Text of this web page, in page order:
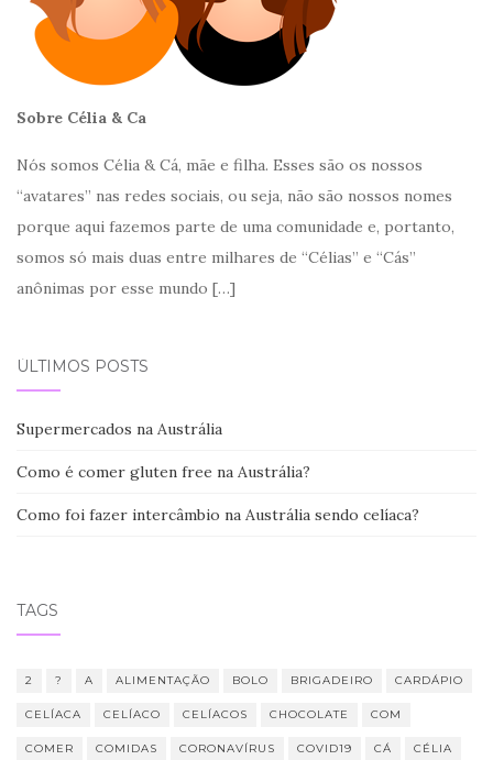
Sobre Célia & Ca
Nós somos Célia & Cá, mãe e filha. Esses são os nossos
“avatares” nas redes sociais, ou seja, não são nossos nomes
porque aqui fazemos parte de uma comunidade e, portanto,
somos só mais duas entre milhares de “Célias” e “Cás”
anônimas por esse mundo […]
ÚLTIMOS POSTS
Supermercados na Austrália
Como é comer gluten free na Austrália?
Como foi fazer intercâmbio na Austrália sendo celíaca?
TAGS
2 ? A ALIMENTAÇÃO BOLO BRIGADEIRO CARDÁPIO
CELÍACA CELÍACO CELÍACOS CHOCOLATE COM
COMER COMIDAS CORONAVÍRUS COVID19 CÁ CÉLIA